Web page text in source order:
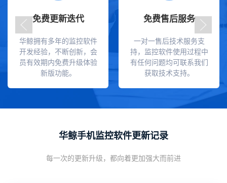
免费更新迭代
华鲸拥有多年的监控软件
开发经验，不断创新，会
员有效期内免费升级体验
新版功能。
免费售后服务
一对一售后技术服务支
持，监控软件使用过程中
有任何问题均可联系我们
获取技术支持。
华鲸手机监控软件更新记录
每一次的更新升级，都向着更加强大而前进